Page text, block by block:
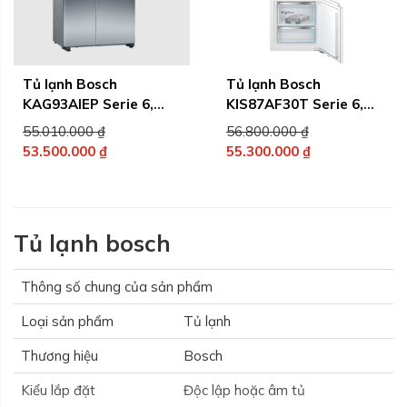
Tủ lạnh Bosch
KAG93AIEP Serie 6,
Dung tích 627L
55.010.000₫Giá
gốc
53.500.000 ₫
là:
53.500.000 ₫.
Tủ lạnh Bosch
KIS87AF30T Serie 6,
dung tích 261L
56.800.000₫Giá
gốc
55.300.000 ₫
Tủ lạnh bosch
Thông số chung của sản phẩm
Loại sản phẩm
Tủ lạnh
Thương hiệu
Bosch
Kiểu lắp đặt
Độc lập hoặc âm tủ